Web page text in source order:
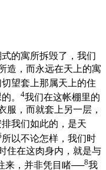
的寓所拆毁了，我们
造，而永远在天上的寓
望套上那属天上的住
。 4我们在这帐棚里的
服，而就套上另一层，
我们如此的，是天
所以不论怎样，我们时
住在这肉身内，就是与
来，并非凭目睹──8我